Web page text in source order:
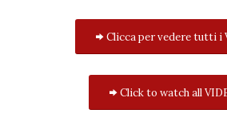
Clicca per vedere tutti i
Click to watch all